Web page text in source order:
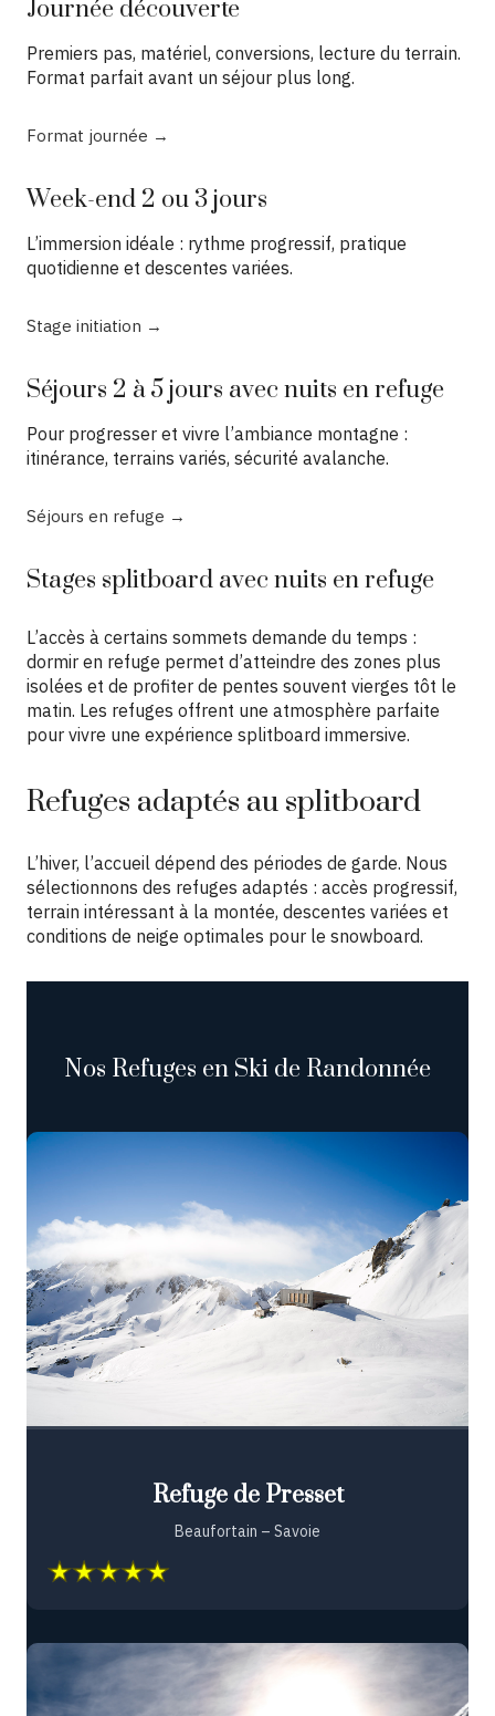
Journée découverte
Premiers pas, matériel, conversions, lecture du terrain.
Format parfait avant un séjour plus long.
Format journée →
Week-end 2 ou 3 jours
L’immersion idéale : rythme progressif, pratique
quotidienne et descentes variées.
Stage initiation →
Séjours 2 à 5 jours avec nuits en refuge
Pour progresser et vivre l’ambiance montagne :
itinérance, terrains variés, sécurité avalanche.
Séjours en refuge →
Stages splitboard avec nuits en refuge
L’accès à certains sommets demande du temps :
dormir en refuge permet d’atteindre des zones plus
isolées et de profiter de pentes souvent vierges tôt le
matin. Les refuges offrent une atmosphère parfaite
pour vivre une expérience splitboard immersive.
Refuges adaptés au splitboard
L’hiver, l’accueil dépend des périodes de garde. Nous
sélectionnons des refuges adaptés : accès progressif,
terrain intéressant à la montée, descentes variées et
conditions de neige optimales pour le snowboard.
Nos Refuges en Ski de Randonnée
Refuge de Presset
Beaufortain – Savoie